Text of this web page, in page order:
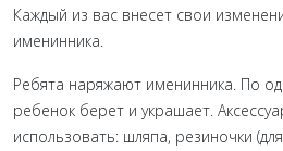
Каждый из вас внесет свои
именинника.
Ребята наряжают именинника. По
ребенок берет и украшает.
использовать: шляпа, резиночки